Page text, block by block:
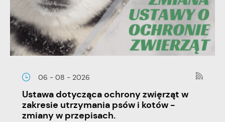
06 - 08 - 2026
Ustawa dotycząca ochrony zwięrząt w
zakresie utrzymania psów i kotów -
zmiany w przepisach.
charakterze pośredników prezentujących nasze treści w
postaci wiadomości, ofert, komunikatów mediów
społecznościowych.